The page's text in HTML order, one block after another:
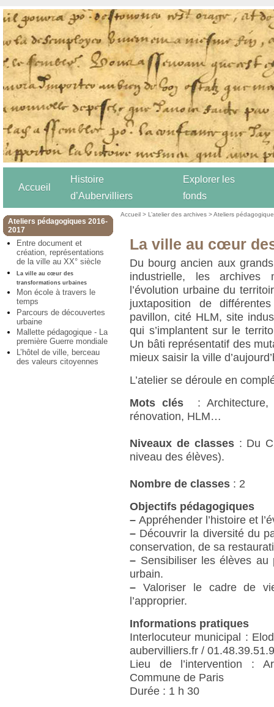
Accueil
Histoire
d’Aubervilliers
Explorer les
fonds
Ateliers pédagogiques 2016-
2017
Entre document et
création, représentations
de la ville au XX° siècle
La ville au cœur des
transformations urbaines
Mon école à travers le
temps
Parcours de découvertes
urbaine
Mallette pédagogique - La
première Guerre mondiale
L’hôtel de ville, berceau
des valeurs citoyennes
Accueil >L’atelier des archives >Ateliers
La ville au cœur
Du bourg ancien aux
industrielle, les archives
l’évolution urbaine du
juxtaposition de
pavillon, cité HLM, site
qui s’implantent sur le
Un bâti représentatif des
mieux saisir la ville
L’atelier se déroule en
Mots clés
:
rénovation, HLM…
Niveaux de classes: Du
niveau des élèves).
Nombre de classes : 2
Objectifs pédagogiques
– Appréhender l’histoire et
– Découvrir la diversité du
conservation, de sa
– Sensibiliser les élèves
urbain.
– Valoriser le cadre de
l’approprier.
Informations pratiques
Interlocuteur municipal :
aubervilliers.fr /
Lieu de l’intervention :
Commune de Paris
Durée : 1 h 30